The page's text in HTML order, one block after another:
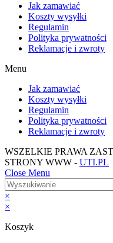
Jak zamawiać
Koszty wysyłki
Regulamin
Polityka prywatności
Reklamacje i zwroty
Menu
Jak zamawiać
Koszty wysyłki
Regulamin
Polityka prywatności
Reklamacje i zwroty
WSZELKIE PRAWA
STRONY WWW - UTI.PL
Close Menu
×
×
Koszyk